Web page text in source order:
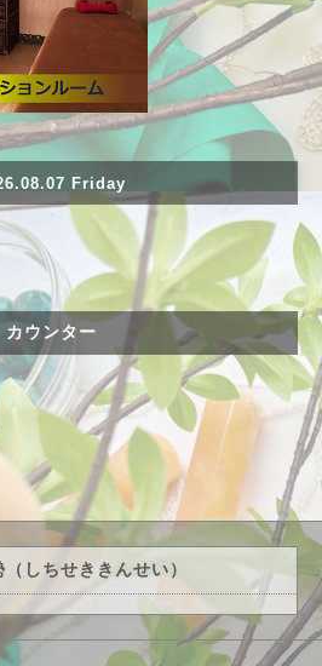
Friday
カウンター
（しちせききんせい）